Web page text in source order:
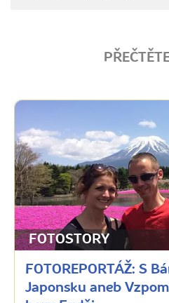
FOTOSTORY
FOTOREPORTÁŽ: S
Japonsku aneb